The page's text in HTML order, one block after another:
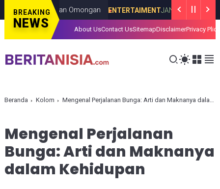
BREAKING
NEWS
Jadi Bahan Omongan ENTERTAIMENTJANUARY 06, 2026
About UsContact UsSitemapDisclaimerPrivacy Plice
Beranda Kolom Mengenal Perjalanan Bunga: Arti dan Maknanya dalam Kehidupan
Mengenal Perjalanan
Bunga: Arti dan Maknanya
dalam Kehidupan